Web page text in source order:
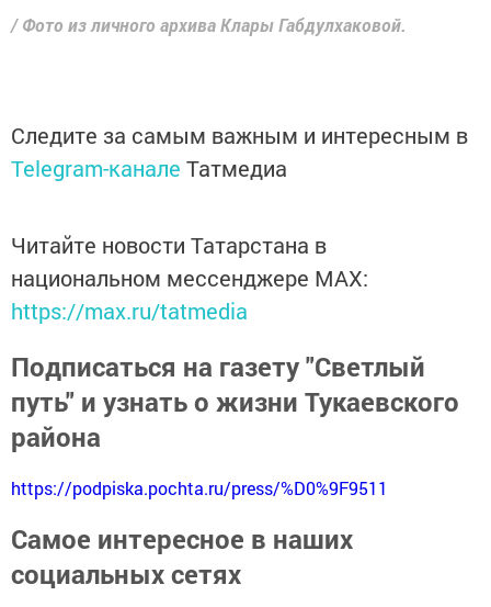
/ Фото из личного архива Клары Габдулхаковой.
Следите за самым важным и интересным в
Telegram-канале Татмедиа
Читайте новости Татарстана в
национальном мессенджере MАХ:
https://max.ru/tatmedia
Подписаться на газету "Светлый
путь" и узнать о жизни Тукаевского
района
https://podpiska.pochta.ru/press/%D0%9F9511
Самое интересное в наших
социальных сетях